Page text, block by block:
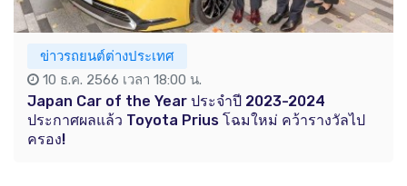
ข่าวรถยนต์ต่างประเทศ
10 ธ.ค. 2566 เวลา 18:00 น.
Japan Car of the Year ประจำปี 2023-2024
ประกาศผลแล้ว Toyota Prius โฉมใหม่ คว้ารางวัลไป
ครอง!